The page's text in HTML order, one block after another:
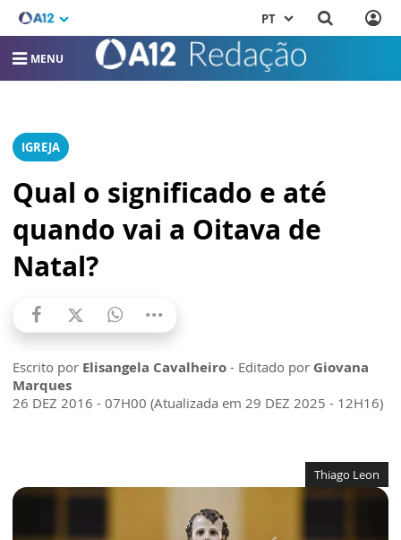
PT
MENU
IGREJA
Qual o significado e até
quando vai a Oitava de
Natal?
Escrito por Elisangela Cavalheiro - Editado por Giovana
Marques
26 DEZ 2016 - 07H00 (Atualizada em 29 DEZ 2025 - 12H16)
Thiago Leon